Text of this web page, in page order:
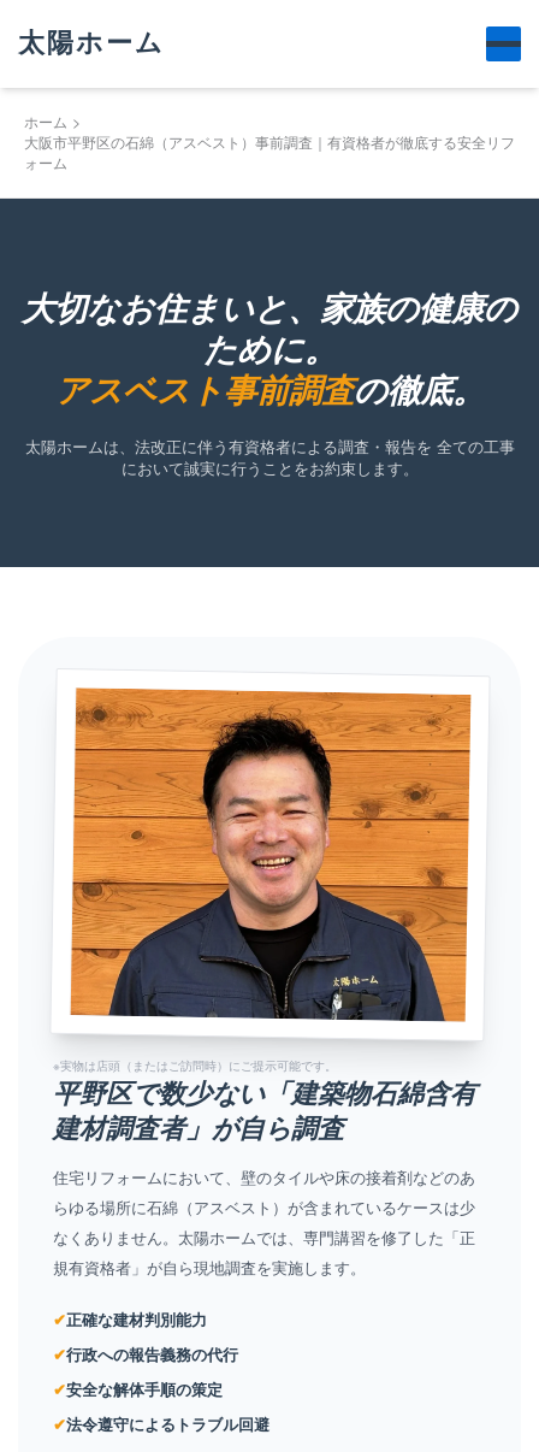
太陽ホーム
ホーム
大阪市平野区の石綿（アスベスト）事前調査｜有資格者が徹底する安全リフ
ォーム
大切なお住まいと、家族の健康の
ために。
アスベスト事前調査の徹底。
太陽ホームは、法改正に伴う有資格者による調査・報告を 全ての工事
において誠実に行うことをお約束します。
※実物は店頭（またはご訪問時）にご提示可能です。
平野区で数少ない「建築物石綿含有
建材調査者」が自ら調査
住宅リフォームにおいて、壁のタイルや床の接着剤などのあ
らゆる場所に石綿（アスベスト）が含まれているケースは少
なくありません。太陽ホームでは、専門講習を修了した「正
規有資格者」が自ら現地調査を実施します。
✔正確な建材判別能力
✔行政への報告義務の代行
✔安全な解体手順の策定
✔法令遵守によるトラブル回避